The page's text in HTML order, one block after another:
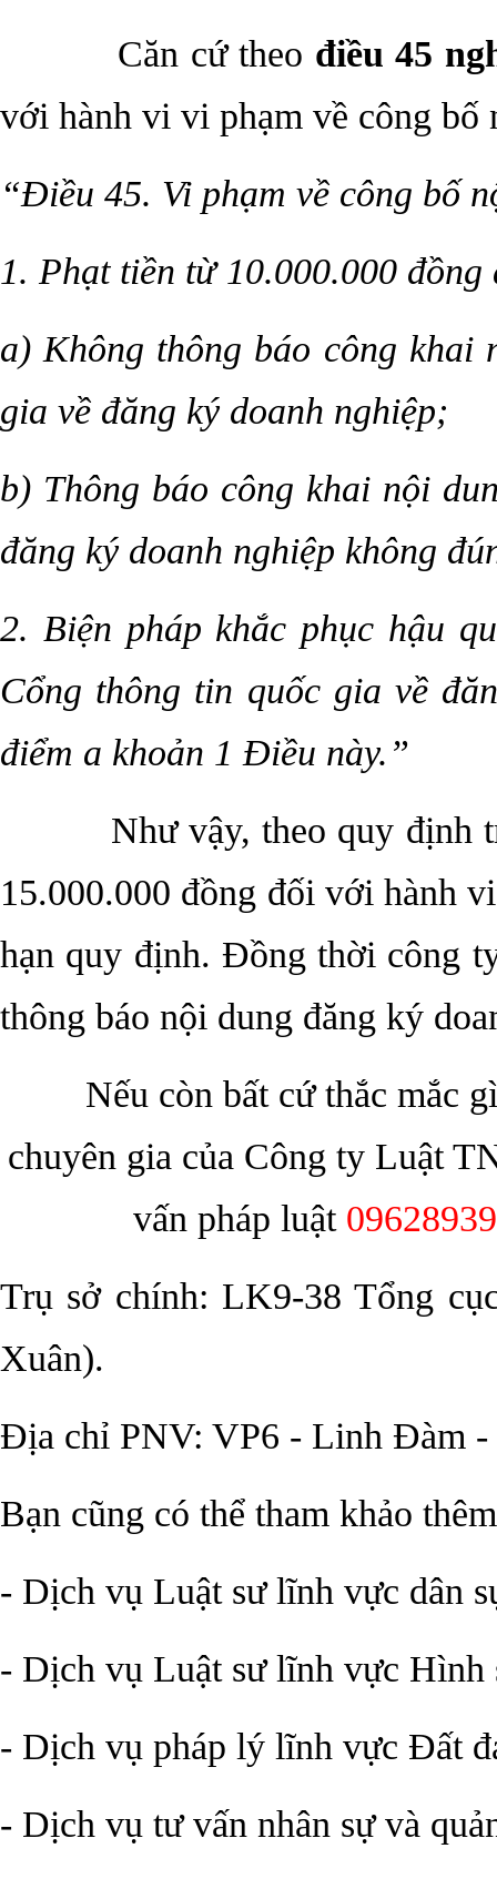
Căn cứ theo điều 45
với hành vi vi phạm về công bố
“Điều 45. Vi phạm về công bố
1. Phạt tiền từ 10.000.000
a) Không thông báo công khai
gia về đăng ký doanh nghiệp;
b) Thông báo công khai nội
đăng ký doanh nghiệp không
2. Biện pháp khắc phục hậu
Cổng thông tin quốc gia về
điểm a khoản 1 Điều này.”
Như vậy, theo quy định
15.000.000 đồng đối với hành
hạn quy định. Đồng thời công
thông báo nội dung đăng ký
Nếu còn bất cứ thắc mắc
chuyên gia của Công ty Luật
vấn pháp luật
Trụ sở chính: LK9-38 Tổng
Xuân).
Địa chỉ PNV: VP6 - Linh Đàm
Bạn cũng có thể tham khảo
- Dịch vụ Luật sư lĩnh vực dân
- Dịch vụ Luật sư lĩnh vực
- Dịch vụ pháp lý lĩnh vực Đất
- Dịch vụ tư vấn nhân sự và